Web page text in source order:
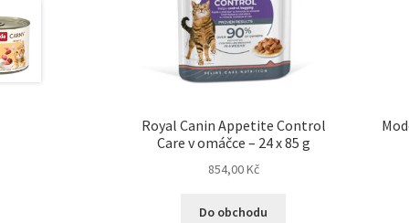
Royal Canin Appetite Control
Care v omáčce – 24 x 85 g
854,00Kč
Do obchodu